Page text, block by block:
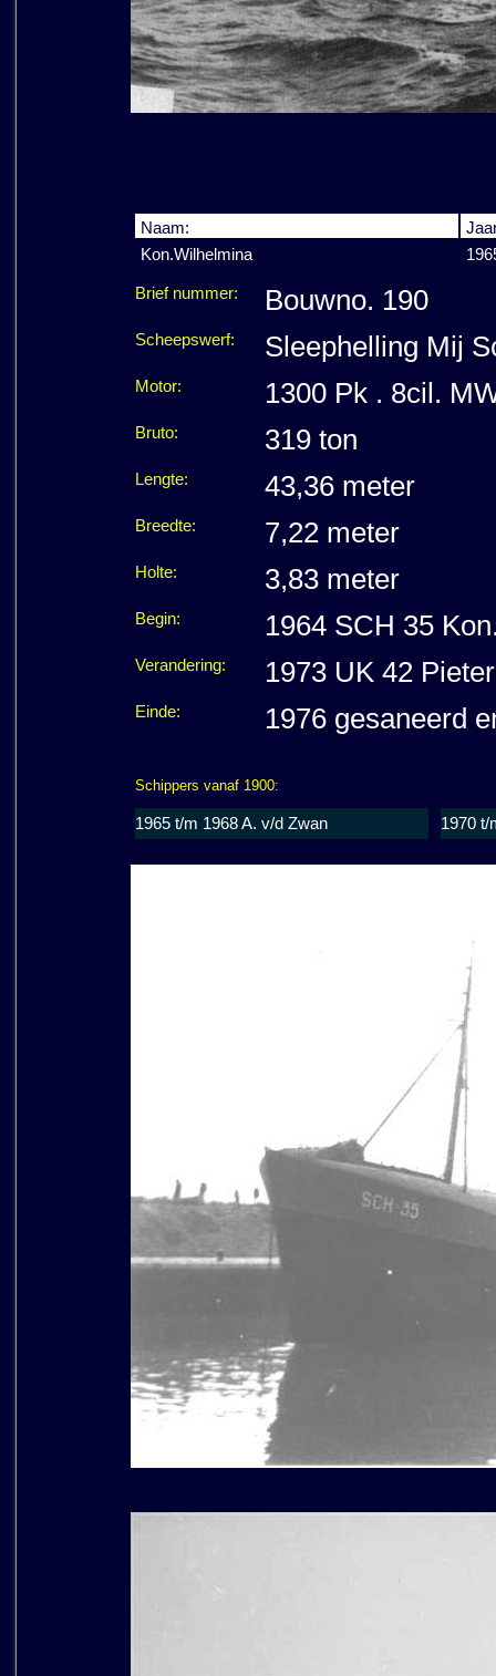
Naam:
Kon.Wilhelmina
Brief nummer: Bouwno. 190
Scheepswerf: Sleephelling Mij
Motor: 1300 Pk . 8cil.
Bruto: 319 ton
Lengte: 43,36 meter
Breedte: 7,22 meter
Holte: 3,83 meter
Begin: 1964 SCH 35
Verandering: 1973 UK 42
Einde: 1976 gesaneerd
Schippers vanaf 1900:
1965 t/m 1968 A. v/d Zwan 1970 t/